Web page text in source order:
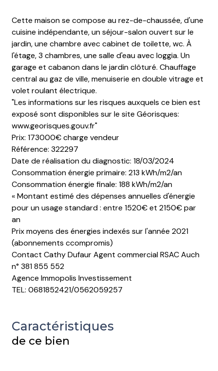
Cette maison se compose au rez-de-chaussée, d'une
cuisine indépendante, un séjour-salon ouvert sur le
jardin, une chambre avec cabinet de toilette, wc. À
l'étage, 3 chambres, une salle d'eau avec loggia. Un
garage et cabanon dans le jardin clôturé. Chauffage
central au gaz de ville, menuiserie en double vitrage et
volet roulant électrique.
"Les informations sur les risques auxquels ce bien est
exposé sont disponibles sur le site Géorisques:
www.georisques.gouv.fr"
Prix: 173000€ charge vendeur
Référence: 322297
Date de réalisation du diagnostic: 18/03/2024
Consommation énergie primaire: 213 kWh/m2/an
Consommation énergie finale: 188 kWh/m2/an
« Montant estimé des dépenses annuelles d'énergie
pour un usage standard : entre 1520€ et 2150€ par
an
Prix moyens des énergies indexés sur l'année 2021
(abonnements ccompromis)
Contact Cathy Dufaur Agent commercial RSAC Auch
n° 381 855 552
Agence Immopolis Investissement
TEL: 0681852421/0562059257
Caractéristiques
de ce bien